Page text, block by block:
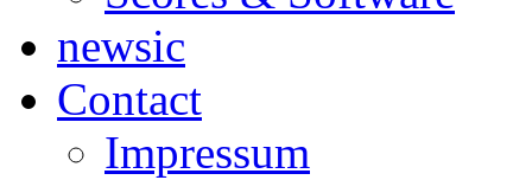
newsic
Contact
Impressum